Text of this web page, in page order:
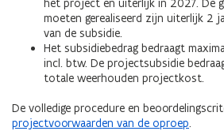
het project en uiterlijk in 2027. De
moeten gerealiseerd zijn uiterlijk 2
van de subsidie.
Het subsidiebedrag bedraagt
incl. btw. De projectsubsidie
totale weerhouden projectkost.
De volledige procedure en
projectvoorwaarden van de oproep.